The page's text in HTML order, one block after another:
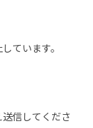
ています。
信してくださ